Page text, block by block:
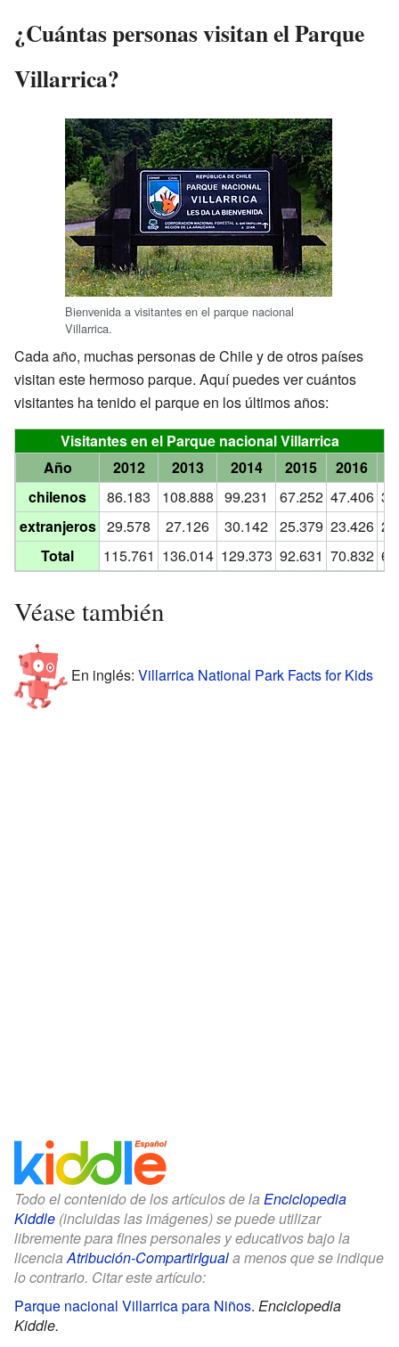
¿Cuántas personas visitan el Parque
Villarrica?
Bienvenida a visitantes en el parque nacional
Villarrica.
Cada año, muchas personas de Chile y de otros países
visitan este hermoso parque. Aquí puedes ver cuántos
visitantes ha tenido el parque en los últimos años:
Visitantes en el Parque nacional Villarrica
Año
2012 2013 2014 2015 2016
chilenos
86.183 108.888 99.231 67.252 47.406
extranjeros 29.578 27.126 30.142 25.379 23.426
Total
115.761 136.014 129.373 92.631 70.832
Véase también
En inglés: Villarrica National Park Facts for Kids
Todo el contenido de los artículos de la Enciclopedia
Kiddle (incluidas las imágenes) se puede utilizar
libremente para fines personales y educativos bajo la
licenciaAtribución-CompartirIguala menos que se indique
lo contrario. Citar este artículo:
Parque nacional Villarrica para Niños. Enciclopedia
Kiddle.